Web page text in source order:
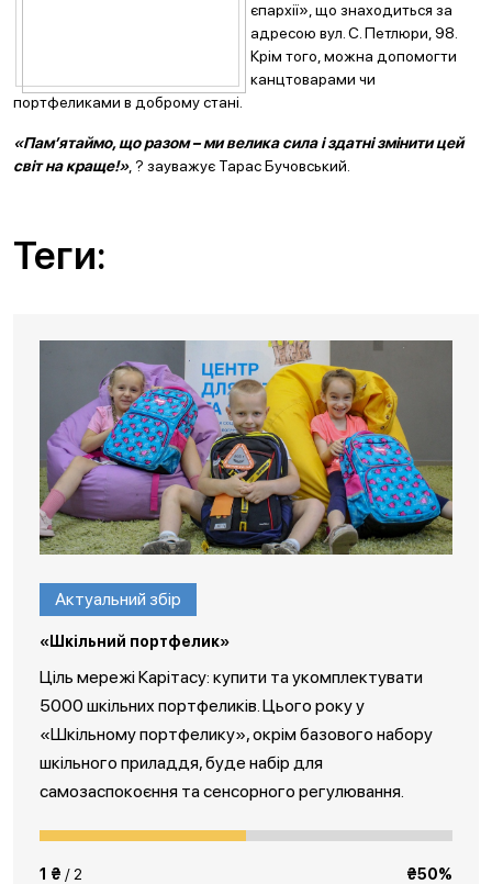
єпархії», що знаходиться за
адресою вул. С. Петлюри, 98.
Крім того, можна допомогти
канцтоварами чи
портфеликами в доброму стані.
«Пам’ятаймо, що разом – ми велика сила і здатні змінити цей
світ на краще!», ? зауважує Тарас Бучовський.
Теги:
Актуальний збір
«Шкільний портфелик»
Ціль мережі Карітасу: купити та укомплектувати
5000 шкільних портфеликів. Цього року у
«Шкільному портфелику», окрім базового набору
шкільного приладдя, буде набір для
самозаспокоєння та сенсорного регулювання.
1 ₴ / 2 ₴50%